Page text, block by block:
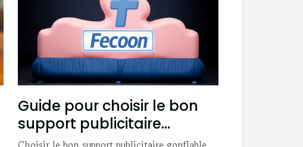
Guide pour choisir le bon
support publicitaire
gonflable